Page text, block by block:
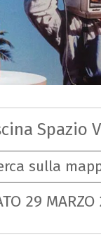
Spazio
sulla
29 MARZO